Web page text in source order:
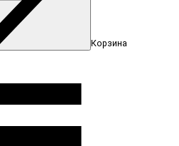
Корзина